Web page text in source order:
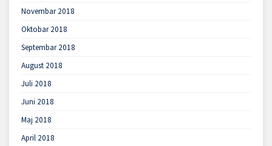
Novembar 2018
Oktobar 2018
Septembar 2018
August 2018
Juli 2018
Juni 2018
Maj 2018
April 2018